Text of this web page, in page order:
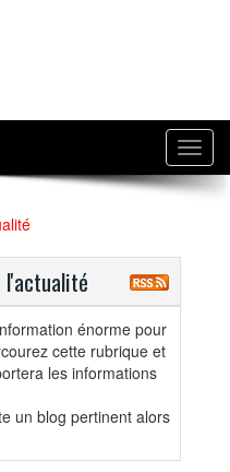
l'actualité
énorme pour
cette rubrique et
les informations
un blog pertinent alors